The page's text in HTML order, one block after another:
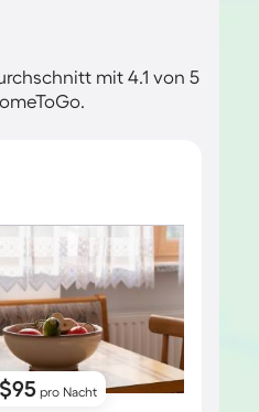
mit 4.1 von 5
$95 pro Nacht